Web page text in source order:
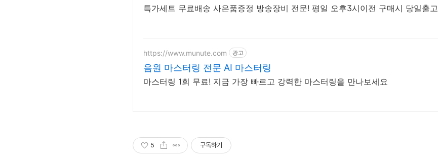
특가세트 무료배송 사은품증정 방송장비 전문! 평일 오후3시이전 구매시 당일출고
https://www.munute.com 광고
음원 마스터링 전문 AI 마스터링
마스터링 1회 무료! 지금 가장 빠르고 강력한 마스터링을 만나보세요
5 구독하기